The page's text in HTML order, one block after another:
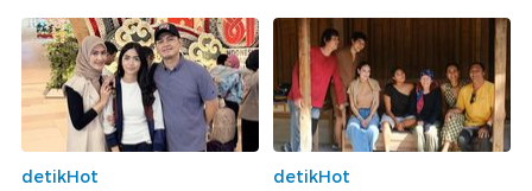
detikHot
detikHot